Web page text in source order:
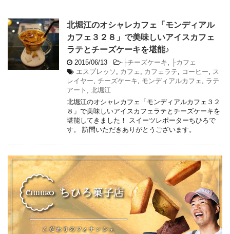
北堀江のオシャレカフェ「モンディアル
カフェ３２８」で美味しいアイスカフェ
ラテとチーズケーキを堪能♪
2015/06/13 - ├チーズケーキ
├カフェ
エスプレッソ
カフェ カフェラテ コーヒー
ス
レイヤー チーズケーキ モンディアルカフェ
ラテ
アート
北堀江
北堀江のオシャレカフェ「モンディアルカフェ３２
８」で美味しいアイスカフェラテとチーズケーキを
堪能してきました！ スイーツレポーターちひろで
す。 訪問いただきありがとうございます。